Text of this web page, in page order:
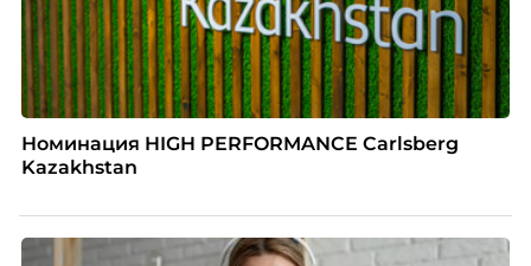
Номинация HIGH PERFORMANCE Carlsberg
Kazakhstan